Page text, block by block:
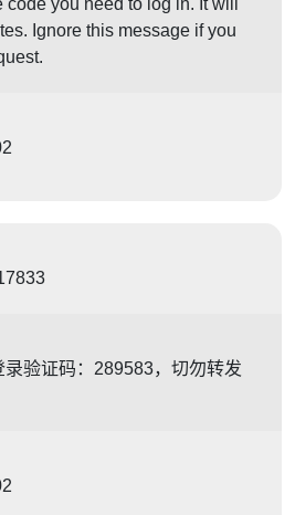
code you need to log in. It will
Ignore this message if you
录验证码：289583，切勿转发